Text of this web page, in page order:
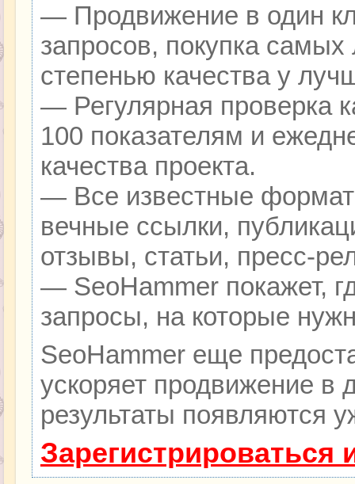
— Продвижение в один
запросов, покупка
степенью качества у
— Регулярная проверка
100 показателям и
качества проекта.
— Все известные
вечные ссылки,
отзывы, статьи, пресс-
— SeoHammer покажет,
запросы, на которые
SeoHammer еще
ускоряет продвижение в
результаты появляются